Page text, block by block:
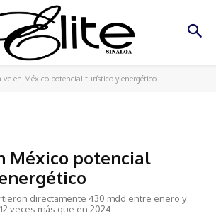
ve en México potencial turístico y energético
México potencial
directamente 430 mdd entre enero y
veces más que en 2024